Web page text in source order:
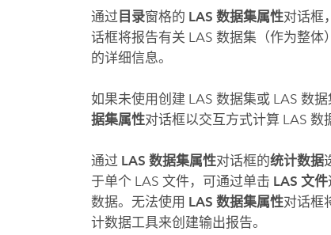
通过 目录窗格的 LAS 数据集属性对话框
话框将报告有关 LAS 数据集（作为整
的详细信息。
如果未使用创建 LAS 数据集或 LAS 数
据集属性对话框以交互方式计算 LAS 数
通过 LAS 数据集属性对话框的统计数据
于单个 LAS 文件，可通过单击 LAS 文件
数据。无法使用 LAS 数据集属性对话框
计数据工具来创建输出报告。